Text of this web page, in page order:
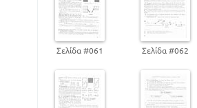
Σελίδα #061 Σελίδα #062